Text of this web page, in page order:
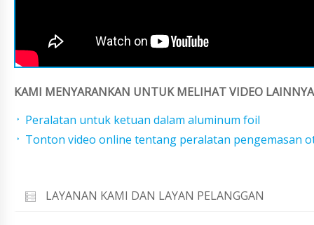
KAMI MENYARANKAN UNTUK MELIHAT VIDEO
Peralatan untuk ketuan dalam aluminum foil
Tonton video online tentang peralatan pengemasan
LAYANAN KAMI DAN LAYAN PELANGGAN